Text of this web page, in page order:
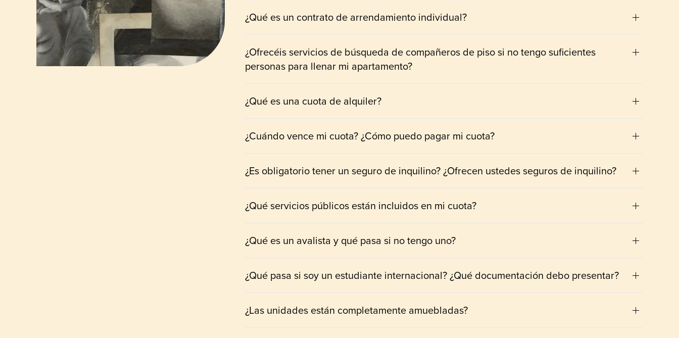
¿Qué es un contrato de arrendamiento individual?
¿Ofrecéis servicios de búsqueda de compañeros de piso si no tengo suficientes
personas para llenar mi apartamento?
¿Qué es una cuota de alquiler?
¿Cuándo vence mi cuota? ¿Cómo puedo pagar mi cuota?
¿Es obligatorio tener un seguro de inquilino? ¿Ofrecen ustedes seguros de inquilino?
¿Qué servicios públicos están incluidos en mi cuota?
¿Qué es un avalista y qué pasa si no tengo uno?
¿Qué pasa si soy un estudiante internacional? ¿Qué documentación debo presentar?
¿Las unidades están completamente amuebladas?